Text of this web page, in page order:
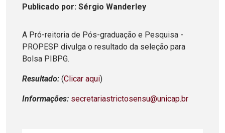
Publicado por: Sérgio Wanderley
A Pró-reitoria de Pós-graduação e Pesquisa -
PROPESP divulga o resultado da seleção para
Bolsa PIBPG.
Resultado: (Clicar aqui)
Informações: secretariastrictosensu@unicap.br